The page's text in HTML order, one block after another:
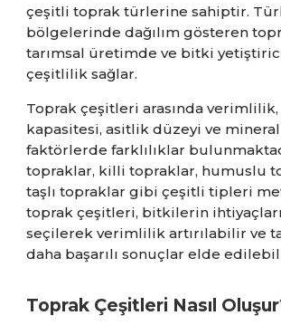
çeşitli toprak türlerine sahiptir.
bölgelerinde dağılım gösteren
tarımsal üretimde ve bitki
çeşitlilik sağlar.
Toprak çeşitleri arasında
kapasitesi, asitlik düzeyi ve
faktörlerde farklılıklar
topraklar, killi topraklar, humuslu
taşlı topraklar gibi çeşitli tipleri
toprak çeşitleri, bitkilerin
seçilerek verimlilik artırılabilir ve
daha başarılı sonuçlar elde
Toprak Çeşitleri Nasıl